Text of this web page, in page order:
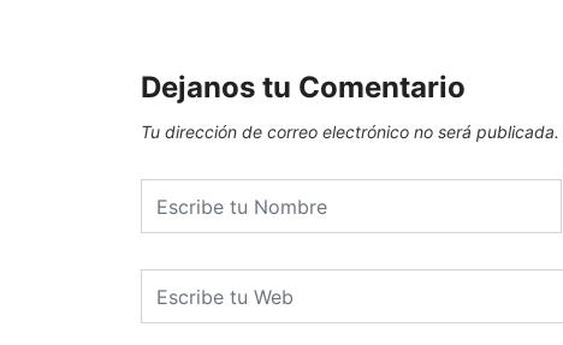
Dejanos tu Comentario
Tu dirección de correo electrónico no será publicada.